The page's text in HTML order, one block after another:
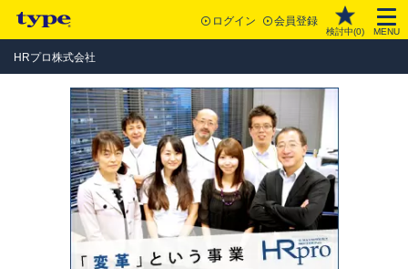
ログイン 会員登録
検討中(0) MENU
HRプロ株式会社